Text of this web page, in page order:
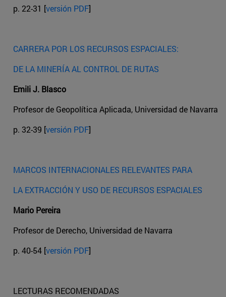
p. 22-31 [versión PDF]
CARRERA POR LOS RECURSOS ESPACIALES:
DE LA MINERÍA AL CONTROL DE RUTAS
Emili J. Blasco
Profesor de Geopolítica Aplicada, Universidad de Navarra
p. 32-39 [versión PDF]
MARCOS INTERNACIONALES RELEVANTES PARA
LA EXTRACCIÓN Y USO DE RECURSOS ESPACIALES
Mario Pereira
Profesor de Derecho, Universidad de Navarra
p. 40-54 [versión PDF]
LECTURAS RECOMENDADAS